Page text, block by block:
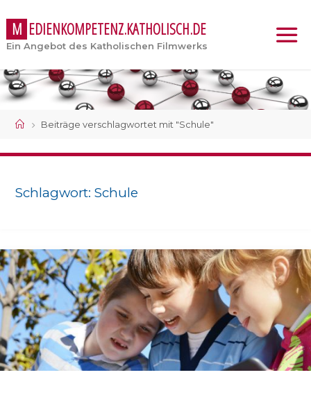
M EDIENKOMPETENZ.KATHOLISCH.DE
Ein Angebot des Katholischen Filmwerks
StartBeiträge verschlagwortet mit "Schule"
Schlagwort:Schule